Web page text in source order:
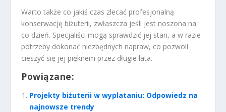
Warto także co jakiś czas zlecać profesjonalną
konserwację biżuterii, zwłaszcza jeśli jest noszona na
co dzień. Specjaliści mogą sprawdzić jej stan, a w razie
potrzeby dokonać niezbędnych napraw, co pozwoli
cieszyć się jej pięknem przez długie lata.
Powiązane:
Projekty biżuterii w wyplataniu: Odpowiedz na
najnowsze trendy